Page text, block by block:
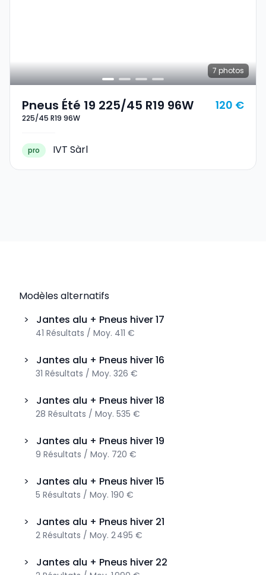
7 photos
Pneus Été 19 225/45 R19 96W
225/45 R19 96W
120 €
pro IVT Sàrl
Modèles alternatifs
>
Jantes alu + Pneus hiver17
41 Résultats / Moy. 411 €
> Jantes alu + Pneus hiver16
31 Résultats / Moy. 326 €
> Jantes alu + Pneus hiver18
28 Résultats / Moy. 535 €
> Jantes alu + Pneus hiver19
9 Résultats / Moy. 720 €
> Jantes alu + Pneus hiver15
5 Résultats / Moy. 190 €
> Jantes alu + Pneus hiver 21
2 Résultats / Moy. 2 495 €
> Jantes alu + Pneus hiver 22